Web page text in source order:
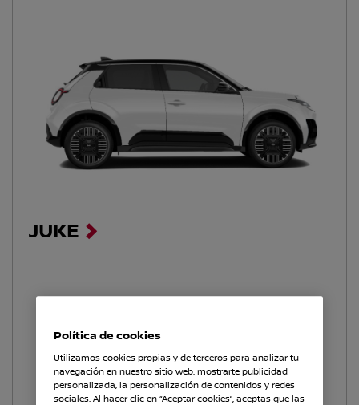
JUKE
Política de cookies
Utilizamos cookies propias y de terceros para analizar tu
navegación en nuestro sitio web, mostrarte publicidad
personalizada, la personalización de contenidos y redes
sociales. Al hacer clic en “Aceptar cookies”, aceptas que las